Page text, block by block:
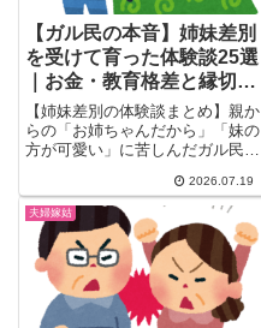
【ガル民の本音】姉妹差別
を受けて育った体験談25選
｜お金・教育格差と縁切り
の決断まで
【姉妹差別の体験談まとめ】親か
らの「お姉ちゃんだから」「妹の
方が可愛い」に苦しんだガル民
費・お小遣いの格差、お下がり問
題、心理的な理由、そして縁切り
という決断に至るまで、検索して
も出てこない本音を一気にチェッ
クできます。
2026.07.19
夫婦嫁姑